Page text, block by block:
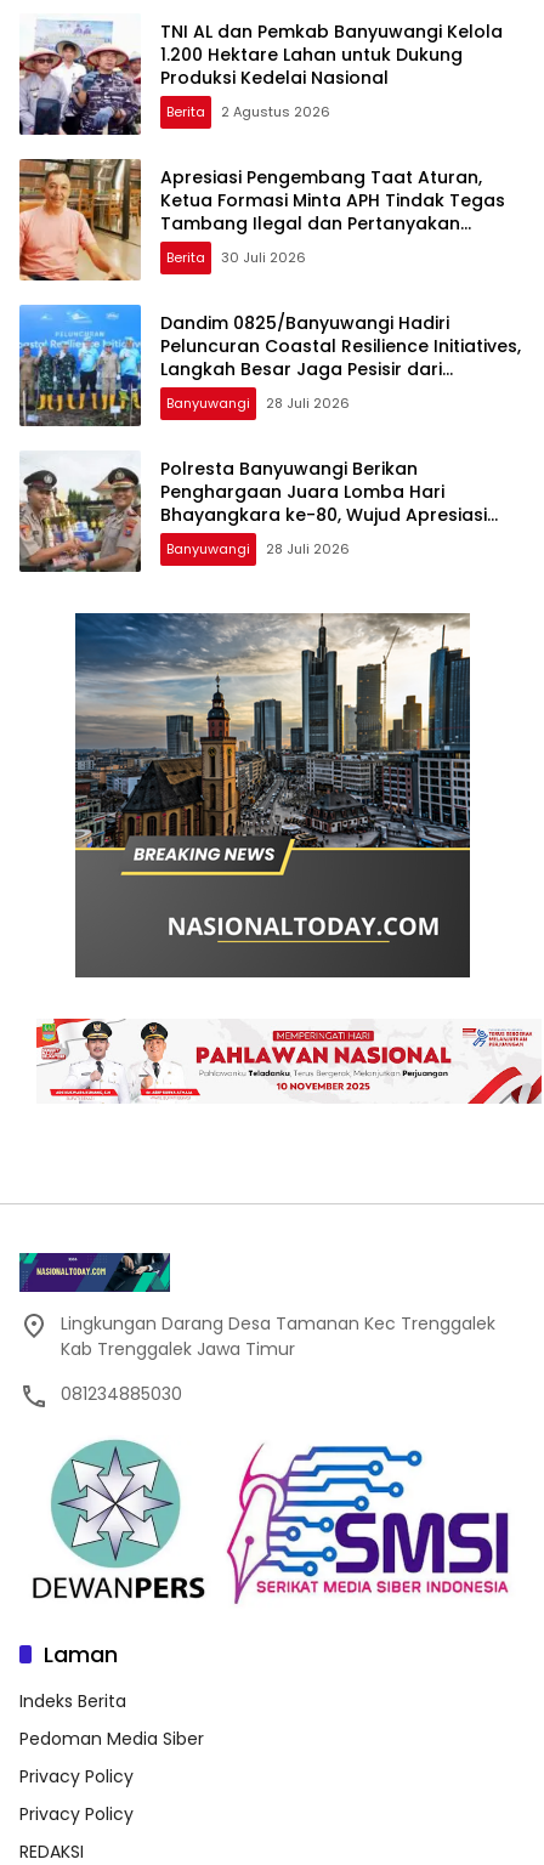
TNI AL dan Pemkab Banyuwangi Kelola
1.200 Hektare Lahan untuk Dukung
Produksi Kedelai Nasional
Berita 2 Agustus 2026
Apresiasi Pengembang Taat Aturan,
Ketua Formasi Minta APH Tindak Tegas
Tambang Ilegal dan Pertanyakan
Perizinan di Gambor
Berita 30 Juli 2026
Dandim 0825/Banyuwangi Hadiri
Peluncuran Coastal Resilience Initiatives,
Langkah Besar Jaga Pesisir dari
Ancaman Abrasi
Banyuwangi 28 Juli 2026
Polresta Banyuwangi Berikan
Penghargaan Juara Lomba Hari
Bhayangkara ke-80, Wujud Apresiasi
atas Sportivitas dan Soliditas Personel
Banyuwangi 28 Juli 2026
Lingkungan Darang Desa Tamanan Kec Trenggalek
Kab Trenggalek Jawa Timur
081234885030
Laman
Indeks Berita
Pedoman Media Siber
Privacy Policy
Privacy Policy
REDAKSI